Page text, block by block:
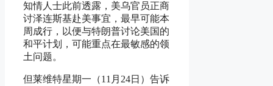
知情人士此前透露，美乌官员正商
讨泽连斯基赴美事宜，最早可能本
周成行，以便与特朗普讨论美国的
和平计划，可能重点在最敏感的领
土问题。
但莱维特星期一（11月24日）告诉